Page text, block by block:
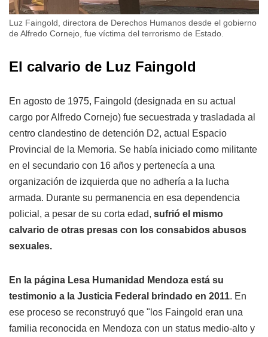
Luz Faingold, directora de Derechos Humanos desde el gobierno
de Alfredo Cornejo, fue víctima del terrorismo de Estado.
El calvario de Luz Faingold
En agosto de 1975, Faingold (designada en su actual
cargo por Alfredo Cornejo) fue secuestrada y trasladada al
centro clandestino de detención D2, actual Espacio
Provincial de la Memoria. Se había iniciado como militante
en el secundario con 16 años y pertenecía a una
organización de izquierda que no adhería a la lucha
armada. Durante su permanencia en esa dependencia
policial, a pesar de su corta edad, sufrió el mismo
calvario de otras presas con los consabidos abusos
sexuales.
En la página Lesa Humanidad Mendoza está su
testimonio a la Justicia Federal brindado en 2011. En
ese proceso se reconstruyó que "los Faingold eran una
familia reconocida en Mendoza con un status medio-alto y